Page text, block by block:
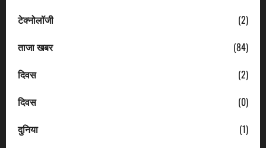
टेक्नोलॉजी
(2)
ताजा खबर
(84)
दिवस
(2)
दिवस
(0)
दुनिया
(1)